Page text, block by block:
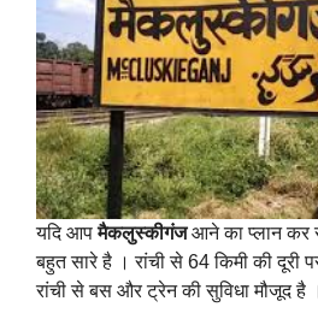
यदि आपमैकलुस्कीगंजआने का प्लान कर
बहुत सारे है । रांची से 64 किमी की दूरी
रांची से बस और ट्रेन की सुविधा मौजूद है ।